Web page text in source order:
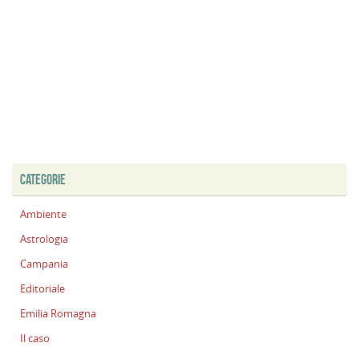
CATEGORIE
Ambiente
Astrologia
Campania
Editoriale
Emilia Romagna
Il caso